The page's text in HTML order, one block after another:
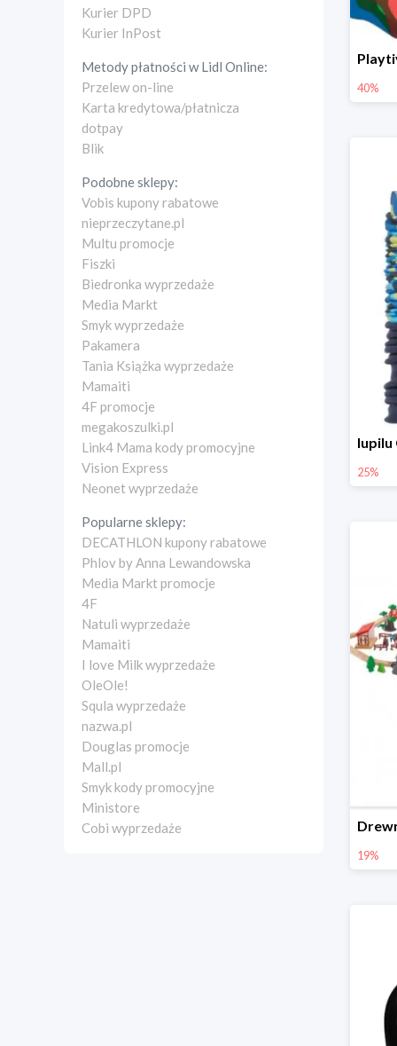
Kurier DPD
Kurier InPost
Metody płatności wLidl Online:
Przelew on-line
Karta kredytowa/płatnicza
dotpay
Blik
Podobne sklepy:
Vobis kupony rabatowe
nieprzeczytane.pl
Multu promocje
Fiszki
Biedronka wyprzedaże
Media Markt
Smyk wyprzedaże
Pakamera
Tania Książka wyprzedaże
Mamaiti
4F promocje
megakoszulki.pl
Link4 Mama kody promocyjne
Vision Express
Neonet wyprzedaże
Popularne sklepy:
DECATHLON kupony rabatowe
Phlov by Anna Lewandowska
Media Markt promocje
4F
Natuli wyprzedaże
Mamaiti
I love Milk wyprzedaże
OleOle!
Squla wyprzedaże
nazwa.pl
Douglas promocje
Mall.pl
Smyk kody promocyjne
Ministore
Cobi wyprzedaże
40%
25%
19%